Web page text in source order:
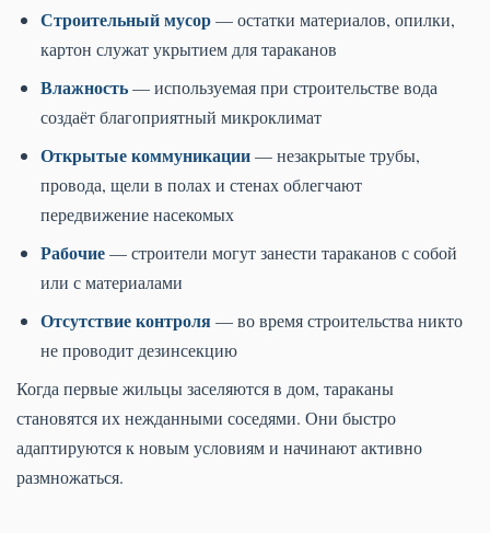
Строительный мусор— остатки материалов, опилки,
картон служат укрытием для тараканов
Влажность— используемая при строительстве вода
создаёт благоприятный микроклимат
Открытые коммуникации— незакрытые трубы,
провода, щели в полах и стенах облегчают
передвижение насекомых
Рабочие— строители могут занести тараканов с собой
или с материалами
Отсутствие контроля— во время строительства никто
не проводит дезинсекцию
Когда первые жильцы заселяются в дом, тараканы
становятся их нежданными соседями. Они быстро
адаптируются к новым условиям и начинают активно
размножаться.